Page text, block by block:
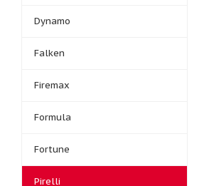
Dynamo
Falken
Firemax
Formula
Fortune
Pirelli